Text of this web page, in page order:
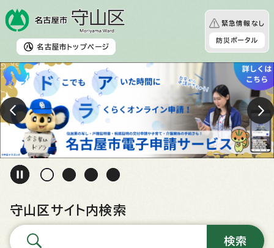
名古屋市 トップページ
緊急情報なし
防災ポータル
守山区サイト内検索